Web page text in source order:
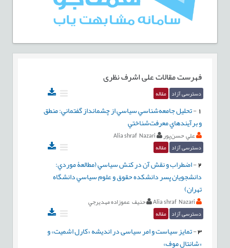
فهرست مقالاتعلی اشرف نظری
دسترسی آزاد مقاله
-تحليل جامعه‌شناسي سياسي از چشم‏انداز گفتماني: منطق
و برآيندهاي معرفت‌شناختي
علي حسن‌پور Alia shraf Nazari
دسترسی آزاد مقاله
2
-اضطراب و نقش آن در کنش سياسي (مطالعۀ موردي:
دانشجويان پسر دانشکده حقوق و علوم سياسي دانشگاه
تهران)
Alia shraf Nazari حنيف عموزاده مهديرجي
دسترسی آزاد مقاله
3
-تمایز سیاست و امر سیاسی در اندیشه «کارل اشمیت» و
«شانتال موف»